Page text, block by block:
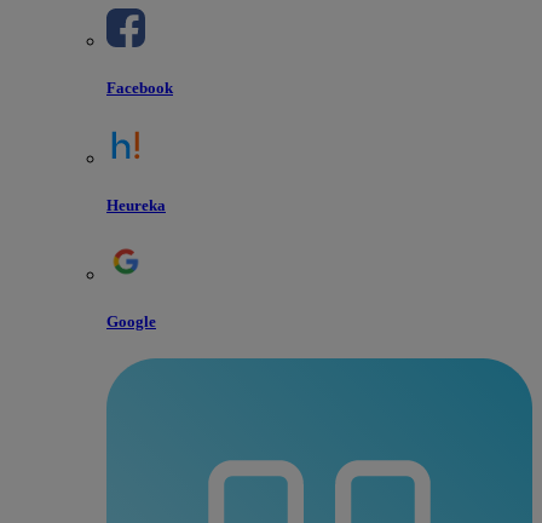
Facebook
Heureka
Google